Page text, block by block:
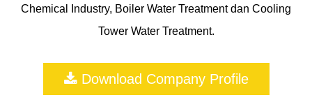
Chemical Industry, Boiler Water Treatment dan Cooling
Tower Water Treatment.
Download Company Profile